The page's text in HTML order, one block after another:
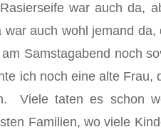
war auch da,
auch wohl jemand
Samstagabend noch
ich noch eine alte
Viele taten es schon
Familien, wo viele